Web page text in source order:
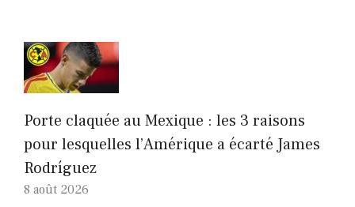
Porte claquée au Mexique : les 3 raisons
pour lesquelles l’Amérique a écarté James
Rodríguez
8 août 2026